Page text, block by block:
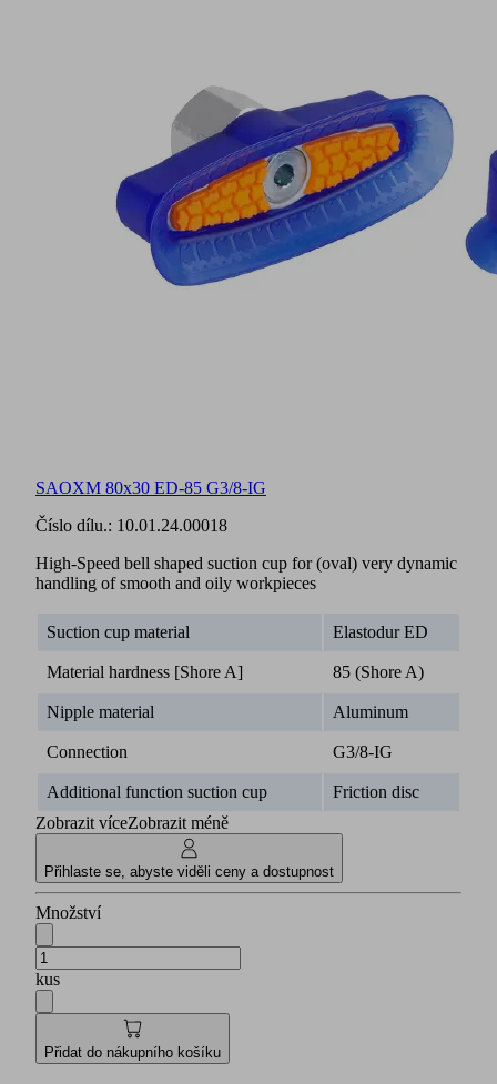
SAOXM 80x30 ED-85 G3/8-IG
Číslo dílu.: 10.01.24.00018
High-Speed bell shaped suction cup for (oval) very dynamic
handling of smooth and oily workpieces
Suction cup material Elastodur ED
Material hardness [Shore A] 85 (Shore A)
Nipple material Aluminum
Connection G3/8-IG
Additional function suction cup
Friction disc
Zobrazit víceZobrazit méně
Přihlaste se, abyste viděli ceny a dostupnost
Množství
kus
Přidat do nákupního košíku